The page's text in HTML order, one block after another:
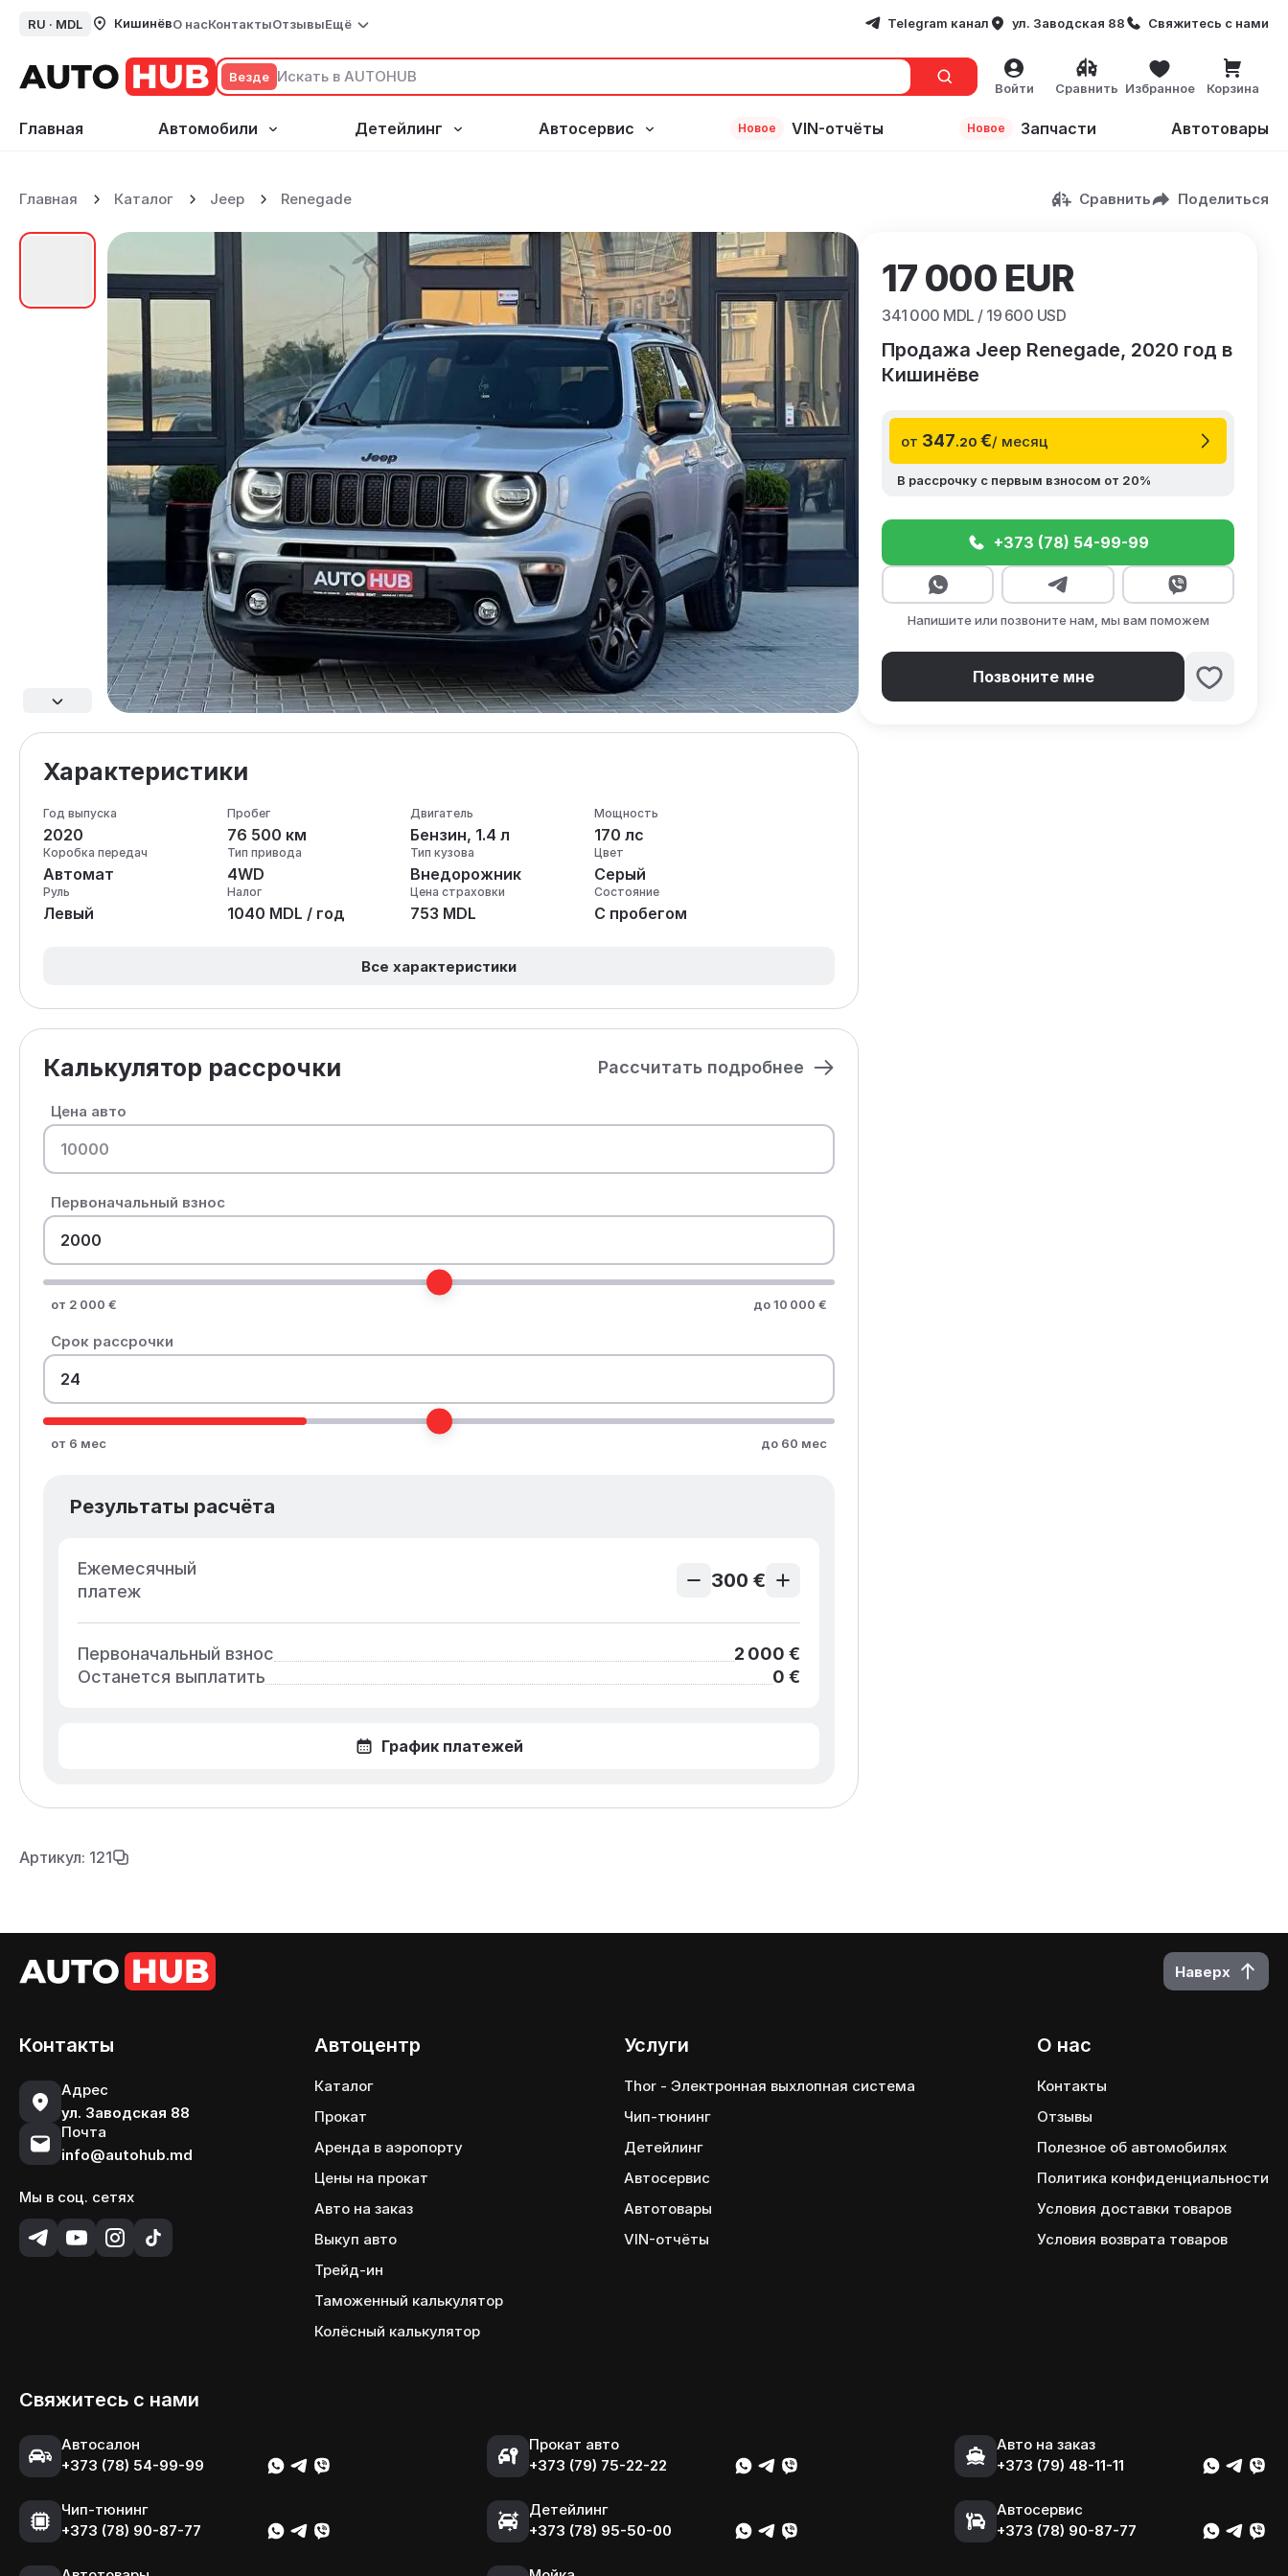
RU · MDL КишинёвО насКонтактыОтзывыЕщё Telegram канал ул. Заводская 88 Свяжитесь с нами
Везде
Войти Сравнить Избранное Корзина
Главная Автомобили Детейлинг Автосервис Новое VIN-отчёты Новое Запчасти Автотовары
Renegade
Jeep
Каталог
Главная Сравнить Поделиться
Характеристики
Год выпуска
2020
Пробег
76 500 км
Двигатель
Бензин, 1.4 л
Мощность
170 лс
Коробка передач
Автомат
Тип привода
4WD
Тип кузова
Внедорожник
Цвет
Серый
Руль
Левый
Налог
1040 MDL / год
Цена страховки
753 MDL
Состояние
С пробегом
Все характеристики
Калькулятор рассрочки Рассчитать подробнее
Цена авто
Первоначальный взнос
от 2 000 € до 10 000 €
Срок рассрочки
от 6 мес до 60 мес
Результаты расчёта
Ежемесячный
платеж
300 €
Первоначальный взнос
2 000 €
Останется выплатить
0 €
График платежей
Продажа Jeep Renegade, 2020 год в
Кишинёве
17 000 EUR
341 000 MDL / 19 600 USD
от 347.20 €/ месяц
В рассрочку с первым взносом от 20%
+373 (78) 54-99-99
Напишите или позвоните нам, мы вам поможем
Позвоните мне
Артикул: 121
Наверх
Контакты
Адрес
ул. Заводская 88
Почта
info@autohub.md
Мы в соц. сетях
Автоцентр
Каталог
Прокат
Аренда в аэропорту
Цены на прокат
Авто на заказ
Выкуп авто
Трейд-ин
Таможенный калькулятор
Колёсный калькулятор
Услуги
Thor - Электронная выхлопная система
Чип-тюнинг
Детейлинг
Автосервис
Автотовары
VIN-отчёты
О нас
Контакты
Отзывы
Полезное об автомобилях
Политика конфиденциальности
Условия доставки товаров
Условия возврата товаров
Свяжитесь с нами
Автосалон
+373 (78) 54-99-99
Прокат авто
+373 (79) 75-22-22
Авто на заказ
+373 (79) 48-11-11
Чип-тюнинг
+373 (78) 90-87-77
Детейлинг
+373 (78) 95-50-00
Автосервис
+373 (78) 90-87-77